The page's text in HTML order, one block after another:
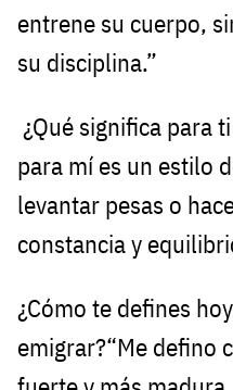
entrene su cuerpo,
su disciplina.”
¿Qué significa para
para mí es un estilo
levantar pesas o
constancia y
¿Cómo te defines
emigrar?“Me defino